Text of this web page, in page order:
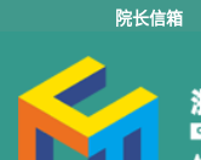
院长信箱